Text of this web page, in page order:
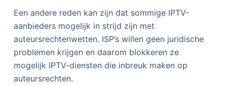
Een andere reden kan zijn dat sommige IPTV-
aanbieders mogelijk in strijd zijn met
auteursrechtenwetten. ISP’s willen geen juridische
problemen krijgen en daarom blokkeren ze
mogelijk IPTV-diensten die inbreuk maken op
auteursrechten.